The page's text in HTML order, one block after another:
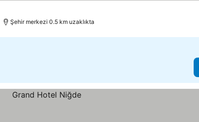
Şehir merkezi 0.5 km uzaklıkta